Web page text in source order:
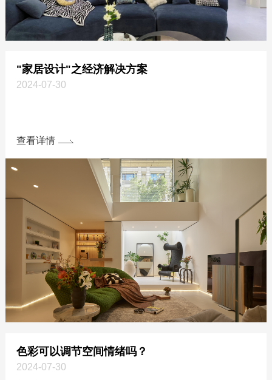
"家居设计"之经济解决方案
2024-07-30
查看详情
色彩可以调节空间情绪吗？
2024-07-30